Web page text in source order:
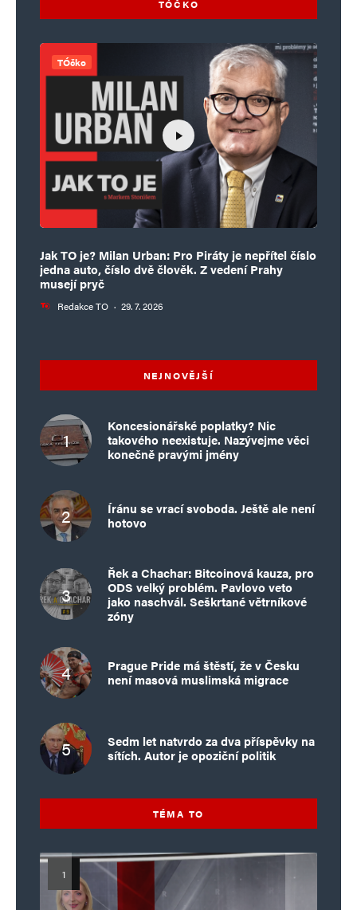
TÓČKO
TÓčko
Jak TO je? Milan Urban: Pro Piráty je nepřítel číslo
jedna auto, číslo dvě člověk. Z vedení Prahy
musejí pryč
Redakce TO · 29. 7. 2026
NEJNOVĚJŠÍ
Koncesionářské poplatky? Nic
takového neexistuje. Nazývejme věci
konečně pravými jmény
Íránu se vrací svoboda. Ještě ale není
hotovo
Řek a Chachar: Bitcoinová kauza, pro
ODS velký problém. Pavlovo veto
jako naschvál. Seškrtané větrníkové
zóny
Prague Pride má štěstí, že v Česku
není masová muslimská migrace
Sedm let natvrdo za dva příspěvky na
sítích. Autor je opoziční politik
TÉMA TO